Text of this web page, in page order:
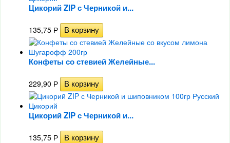
Цикорий ZIP с Черникой и...
135,75 Р
Конфеты со стевией Желейные...
229,90 Р
Цикорий ZIP с Черникой и...
135,75 Р